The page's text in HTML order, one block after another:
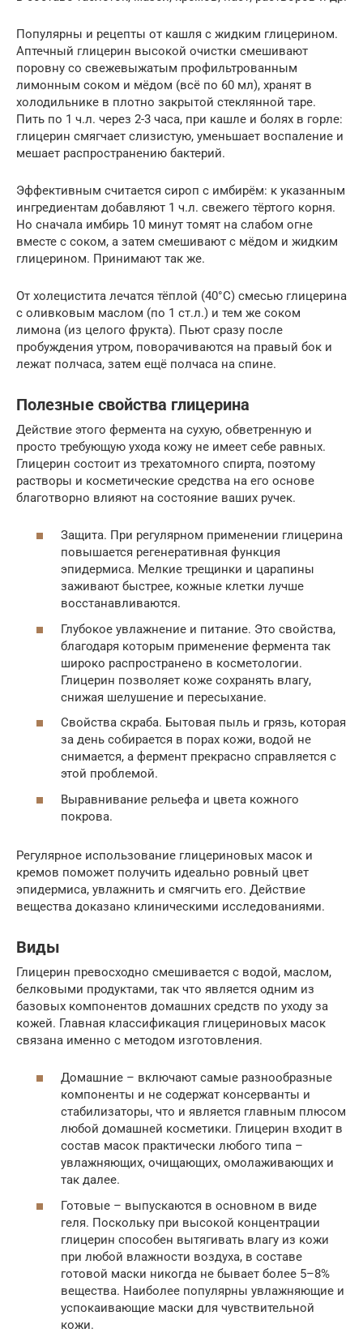
Популярны и рецепты от кашля с жидким глицерином.
Аптечный глицерин высокой очистки смешивают
поровну со свежевыжатым профильтрованным
лимонным соком и мёдом (всё по 60 мл), хранят в
холодильнике в плотно закрытой стеклянной таре.
Пить по 1 ч.л. через 2-3 часа, при кашле и болях в горле:
глицерин смягчает слизистую, уменьшает воспаление и
мешает распространению бактерий.
Эффективным считается сироп с имбирём: к указанным
ингредиентам добавляют 1 ч.л. свежего тёртого корня.
Но сначала имбирь 10 минут томят на слабом огне
вместе с соком, а затем смешивают с мёдом и жидким
глицерином. Принимают так же.
От холецистита лечатся тёплой (40°C) смесью глицерина
с оливковым маслом (по 1 ст.л.) и тем же соком
лимона (из целого фрукта). Пьют сразу после
пробуждения утром, поворачиваются на правый бок и
лежат полчаса, затем ещё полчаса на спине.
Полезные свойства глицерина
Действие этого фермента на сухую, обветренную и
просто требующую ухода кожу не имеет себе равных.
Глицерин состоит из трехатомного спирта, поэтому
растворы и косметические средства на его основе
благотворно влияют на состояние ваших ручек.
Защита. При регулярном применении глицерина
повышается регенеративная функция
эпидермиса. Мелкие трещинки и царапины
заживают быстрее, кожные клетки лучше
восстанавливаются.
Глубокое увлажнение и питание. Это свойства,
благодаря которым применение фермента так
широко распространено в косметологии.
Глицерин позволяет коже сохранять влагу,
снижая шелушение и пересыхание.
Свойства скраба. Бытовая пыль и грязь, которая
за день собирается в порах кожи, водой не
снимается, а фермент прекрасно справляется с
этой проблемой.
Выравнивание рельефа и цвета кожного
покрова.
Регулярное использование глицериновых масок и
кремов поможет получить идеально ровный цвет
эпидермиса, увлажнить и смягчить его. Действие
вещества доказано клиническими исследованиями.
Виды
Глицерин превосходно смешивается с водой, маслом,
белковыми продуктами, так что является одним из
базовых компонентов домашних средств по уходу за
кожей. Главная классификация глицериновых масок
связана именно с методом изготовления.
Домашние – включают самые разнообразные
компоненты и не содержат консерванты и
стабилизаторы, что и является главным плюсом
любой домашней косметики. Глицерин входит в
состав масок практически любого типа –
увлажняющих, очищающих, омолаживающих и
так далее.
Готовые – выпускаются в основном в виде
геля. Поскольку при высокой концентрации
глицерин способен вытягивать влагу из кожи
при любой влажности воздуха, в составе
готовой маски никогда не бывает более 5–8%
вещества. Наиболее популярны увлажняющие и
успокаивающие маски для чувствительной
кожи.